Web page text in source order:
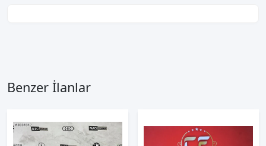
Benzer İlanlar